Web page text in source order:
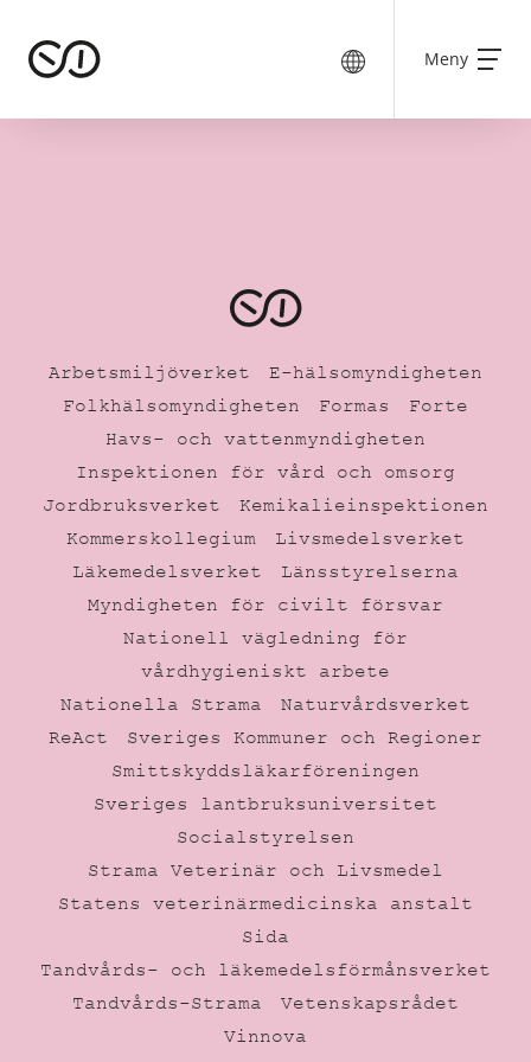
Meny
Arbetsmiljöverket
E-hälsomyndigheten
Folkhälsomyndigheten
Formas
Forte
Havs- och vattenmyndigheten
Inspektionen för vård och omsorg
Jordbruksverket
Kemikalieinspektionen
Kommerskollegium
Livsmedelsverket
Läkemedelsverket
Länsstyrelserna
Myndigheten för civilt försvar
Nationell vägledning för
vårdhygieniskt arbete
Nationella Strama
Naturvårdsverket
ReAct
Sveriges Kommuner och Regioner
Smittskyddsläkarföreningen
Sveriges lantbruksuniversitet
Socialstyrelsen
Strama Veterinär och Livsmedel
Statens veterinärmedicinska anstalt
Sida
Tandvårds- och läkemedelsförmånsverket
Tandvårds-Strama
Vetenskapsrådet
Vinnova